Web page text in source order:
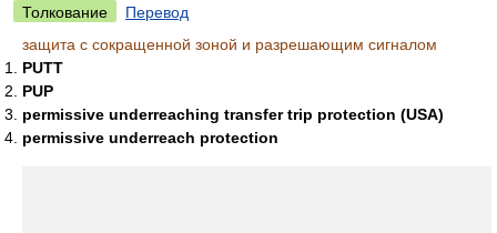
Толкование
Перевод
защита с сокращенной зоной и разрешающим сигналом
PUTT
PUP
permissive underreaching transfer trip protection (USA)
permissive underreach protection